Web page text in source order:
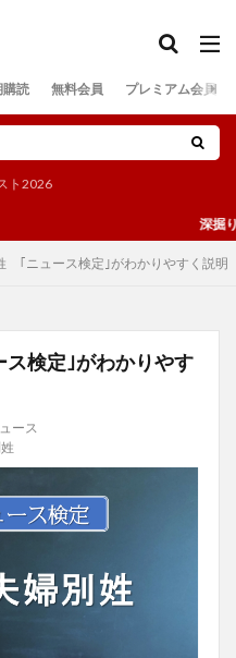
購読 無料会員 プレミアム会員
ト2026
深掘り！ 太陽
｢ニュース検定｣がわかりやすく説明
検定｣がわかりやす
ース